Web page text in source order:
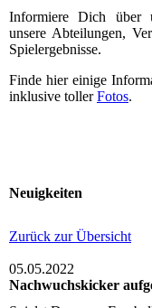
Informiere Dich über
unsere Abteilungen,
Spielergebnisse.
Finde hier einige
inklusive tollerFotos.
Neuigkeiten
Zurück zur Übersicht
05.05.2022
Nachwuchskicker